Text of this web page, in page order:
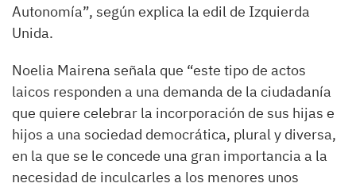
Autonomía”, según explica la edil de Izquierda
Unida.
Noelia Mairena señala que “este tipo de actos
laicos responden a una demanda de la ciudadanía
que quiere celebrar la incorporación de sus hijas e
hijos a una sociedad democrática, plural y diversa,
en la que se le concede una gran importancia a la
necesidad de inculcarles a los menores unos